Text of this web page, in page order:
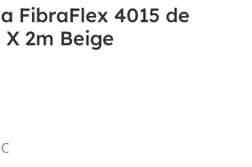
FibraFlex 4015 de
X 2m Beige